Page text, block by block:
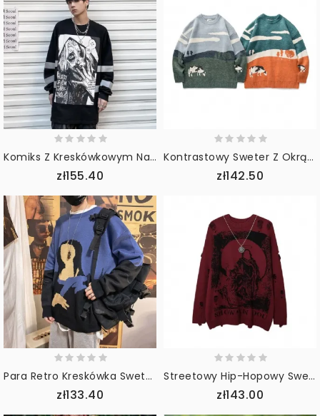
Komiks Z Kreskówkowym Nadrukiem Fałszywa Dwuczęściowa Koszulka Z Dolną Koszulą
zł155.40
Kontrastowy Sweter Z Okrągłym Dekoltem W Stylu Vintage
zł142.50
Para Retro Kreskówka Sweter Jesienno-Zimowy Koreański Luźny Studencki Pogrubienie Młodzieżowy Sweter Męski
zł133.40
Streetowy Hip-Hopowy Sweter Oversize Z Dziurami
zł143.00